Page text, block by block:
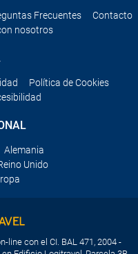
Frecuentes
Contacto
nosotros
Política de Cookies
Alemania
Unido
line con el CI. BAL 471, 2004 -